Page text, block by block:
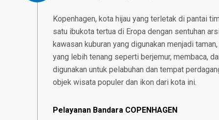
Kopenhagen, kota hijau yang terletak di pantai
satu ibukota tertua di Eropa dengan sentuhan
kawasan kuburan yang digunakan menjadi
yang lebih tenang seperti berjemur, membaca,
digunakan untuk pelabuhan dan tempat
objek wisata populer dan ikon dari kota ini.
Pelayanan Bandara COPENHAGEN